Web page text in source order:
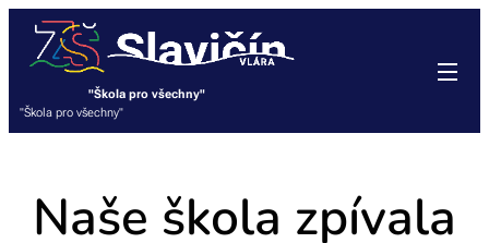
"Škola pro všechny"
"Škola pro všechny"
Naše škola zpívala